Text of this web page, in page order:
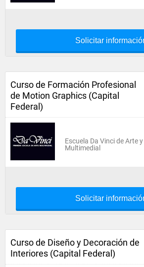
Solicitar
Curso de Formación Profesional
de Motion Graphics (Capital
Federal)
Escuela Da Vinci de Arte
Multimedial
Solicitar
Curso de Diseño y Decoración de
Interiores (Capital Federal)